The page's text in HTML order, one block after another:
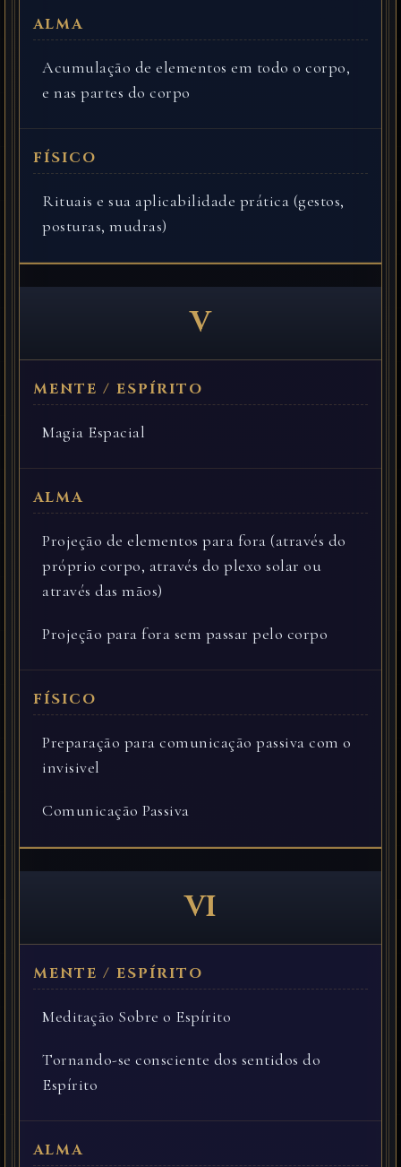
Acumulação de elementos em todo o corpo,
e nas partes do corpo
Rituais e sua aplicabilidade prática (gestos,
posturas, mudras)
V
Magia Espacial
Projeção de elementos para fora (através do
próprio corpo, através do plexo solar ou
através das mãos)
Projeção para fora sem passar pelo corpo
Preparação para comunicação passiva com o
invisivel
Comunicação Passiva
VI
Meditação Sobre o Espírito
Tornando-se consciente dos sentidos do
Espírito